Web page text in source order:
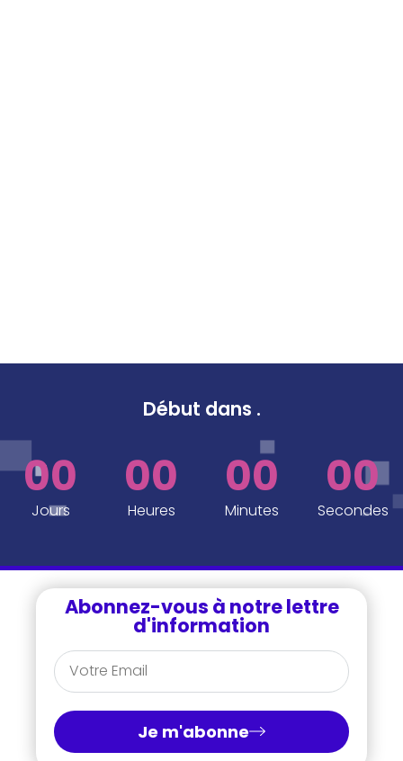
Début dans .
00
Jours
00
Heures
00
Minutes
00
Secondes
Abonnez-vous à notre lettre
d'information
Je m'abonne